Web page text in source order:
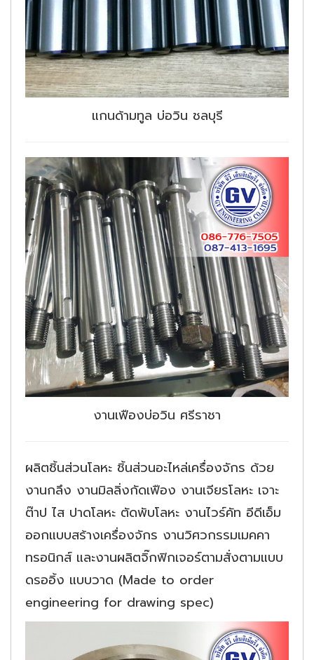
แกนด้ามทูล บ่อวิน ชลบุรี
งานเฟืองบ่อวิน ศรีราชา
ผลิตชิ้นส่วนโลหะ ชิ้นส่วนอะไหล่เครื่องจักร ด้วย
งานกลึง งานมิลลิ่งกัดเฟือง งานเจียรโลหะ เจาะ
ต๊าป ไส ปาดโลหะ ตัดพับโลหะ งานไวร์คัท อีดีเอ็ม
ออกแบบสร้างเครื่องจักร งานวิศวกรรมเมคคา
ทรอนิกส์ และงานผลิตจิ๊กฟิกเจอร์ตามสั่งตามแบบ
ดรออิ้ง แบบวาด (Made to order
engineering for drawing spec)